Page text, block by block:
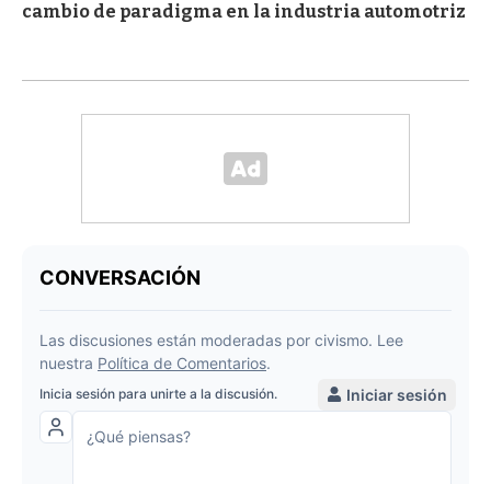
cambio de paradigma en la industria automotriz